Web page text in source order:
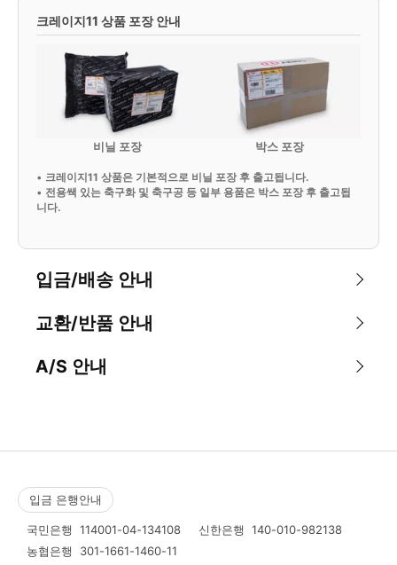
크레이지11 상품 포장 안내
비닐 포장 박스 포장
• 크레이지11 상품은 기본적으로 비닐 포장 후 출고됩니다.
• 전용쌕 있는 축구화 및 축구공 등 일부 용품은 박스 포장 후 출고됩
니다.
입금/배송 안내
교환/반품 안내
A/S 안내
입금 은행안내
국민은행 114001-04-134108 신한은행 140-010-982138
농협은행 301-1661-1460-11